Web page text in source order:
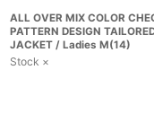
ALL OVER MIX COLOR
PATTERN DESIGN
JACKET / Ladies M(14)
Stock ×